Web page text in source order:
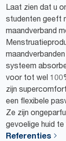
Laat zien dat u
studenten geeft
maandverband
systeem
voor tot wel
zijn
een flexibele
Ze zijn
gevoelige huid
Referenties